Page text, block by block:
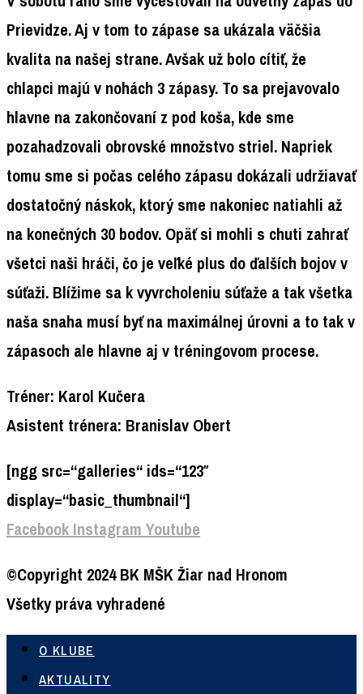
Prievidze. Aj v tom to zápase sa ukázala väčšia
kvalita na našej strane. Avšak už bolo cítiť, že
chlapci majú v nohách 3 zápasy. To sa prejavovalo
hlavne na zakončovaní z pod koša, kde sme
pozahadzovali obrovské množstvo striel. Napriek
tomu sme si počas celého zápasu dokázali udržiavať
dostatočný náskok, ktorý sme nakoniec natiahli až
na konečných 30 bodov. Opäť si mohli s chuti zahrať
všetci naši hráči, čo je veľké plus do ďalších bojov v
súťaži. Blížime sa k vyvrcholeniu súťaže a tak všetka
naša snaha musí byť na maximálnej úrovni a to tak v
zápasoch ale hlavne aj v tréningovom procese.
Tréner: Karol Kučera
Asistent trénera: Branislav Obert
[ngg src=“galleries“ ids=“123″
display=“basic_thumbnail“]
Facebook Instagram Youtube
©Copyright 2024 BK MŠK Žiar nad Hronom
Všetky práva vyhradené
O KLUBE
AKTUALITY